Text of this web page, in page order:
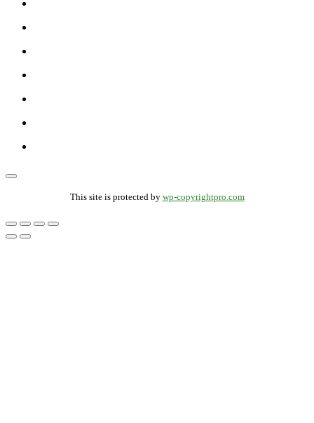
This site is protected by wp-copyrightpro.com